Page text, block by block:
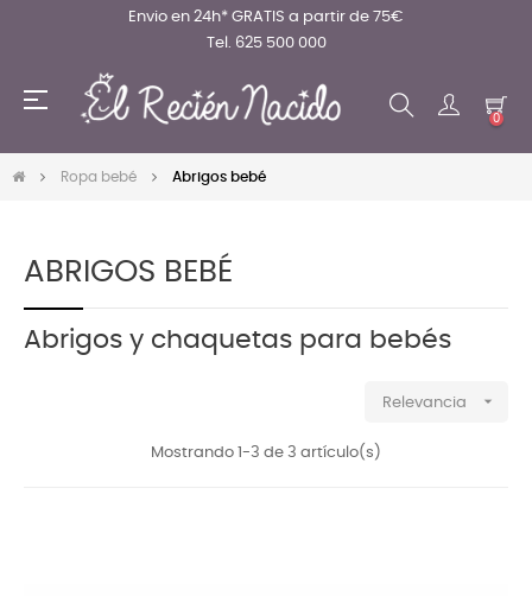
Envio en 24h* GRATIS a partir de 75€
Tel. 625 500 000
Navegación
☰
0
Ropa bebé Abrigos bebé
ABRIGOS BEBÉ
Abrigos y chaquetas para bebés
Relevancia 
Mostrando 1-3 de 3 artículo(s)